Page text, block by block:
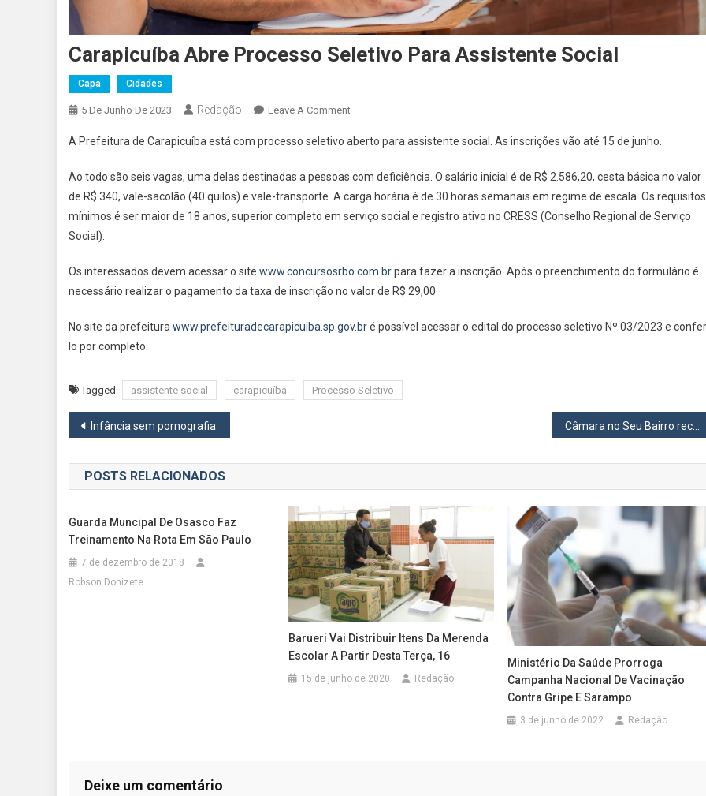
Carapicuíba Abre Processo Seletivo Para Assistente Social
Capa Cidades
5 De Junho De 2023 Redação Leave A CommentOn
Abre
Seletivo
Para
Assistente
A Prefeitura de Carapicuíba está com processo seletivo aberto para assistente social. As inscrições vão até 15 de junho.
Ao todo são seis vagas, uma delas destinadas a pessoas com deficiência. O salário inicial é de R$ 2.586,20, cesta básica no valor
de R$ 340, vale-sacolão (40 quilos) e vale-transporte. A carga horária é de 30 horas semanais em regime de escala. Os requisitos
mínimos é ser maior de 18 anos, superior completo em serviço social e registro ativo no CRESS (Conselho Regional de Serviço
Social).
Os interessados devem acessar o site www.concursosrbo.com.brpara fazer a inscrição. Após o preenchimento do formulário é
necessário realizar o pagamento da taxa de inscrição no valor de R$ 29,00.
No site da prefeiturawww.prefeituradecarapicuiba.sp.gov.bré possível acessar o edital do processo seletivo Nº 03/2023 e
lo por completo.
Tagged assistente social carapicuíba Processo Seletivo
Navegação
de
Post
Infância sem pornografia Câmara no Seu Bairro recebe demandas da região do Primeiro de Maio em Osasco
POSTS RELACIONADOS
Guarda Muncipal De Osasco Faz
Treinamento Na Rota Em São Paulo
7 de dezembro de 2018
Robson Donizete
Barueri Vai Distribuir Itens Da Merenda
Escolar A Partir Desta Terça, 16
15 de junho de 2020 Redação
Ministério Da Saúde Prorroga
Campanha Nacional De Vacinação
Contra Gripe E Sarampo
3 de junho de 2022 Redação
Deixe um comentário